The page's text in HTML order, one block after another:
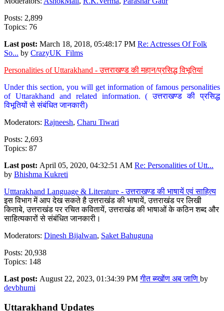
Posts: 2,899
Topics: 76
Last post: March 18, 2018, 05:48:17 PM Re: Actresses Of Folk
So... by CrazyUK_Films
Personalities of Uttarakhand - उत्तराखण्ड की महान/प्रसिद्ध विभूतियां
Under this section, you will get information of famous personalities
of Uttarakhand and related information. ( उत्तराखण्ड की प्रसिद्ध
विभूतियों से संबंधित जानकारी)
Moderators: Rajneesh, Charu Tiwari
Posts: 2,693
Topics: 87
Last post: April 05, 2020, 04:32:51 AM Re: Personalities of Utt...
by Bhishma Kukreti
Utttarakhand Language & Literature - उत्तराखण्ड की भाषायें एवं साहित्य
इस विभाग में आप देख सकते है उत्तराखंड की भाषायें, उत्तराखंड पर लिखी
किताबे, उत्तराखंड पर रचित कवितायें, उत्तराखंड की भाषाओं के कठिन शब्द और
साहित्यकारों से संबंधित जानकारी।
Moderators: Dinesh Bijalwan, Saket Bahuguna
Posts: 20,938
Topics: 148
Last post: August 22, 2023, 01:34:39 PMगीत ब्य्खोंण अब जाणि by
devbhumi
Uttarakhand Updates